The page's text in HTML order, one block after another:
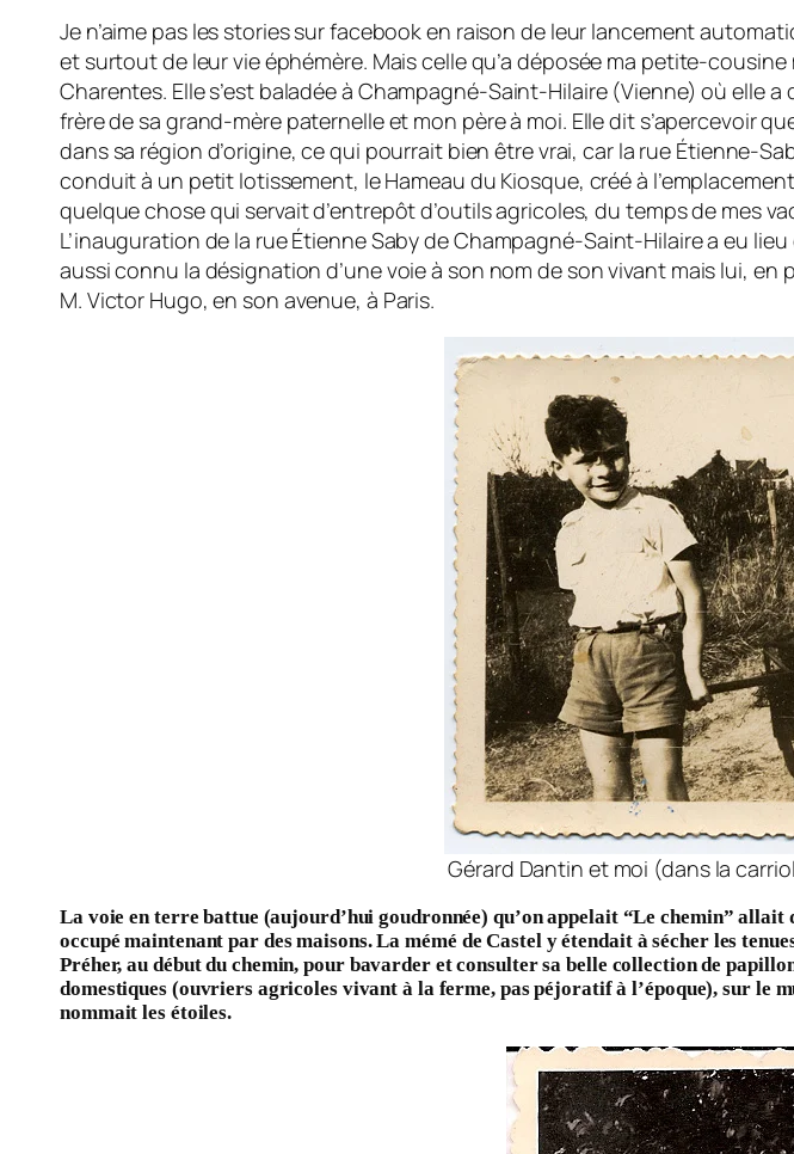
Je n’aime pas les stories sur facebook en raison de leur lancement
et surtout de leur vie éphémère. Mais celle qu’a déposée ma petite-
Charentes. Elle s’est baladée à Champagné-Saint-Hilaire (Vienne) où elle
frère de sa grand-mère paternelle et mon père à moi. Elle dit s’a­percevoir
dans sa région d’origine, ce qui pourrait bien être vrai, car la rue Étienne-
conduit à un petit lotissement, le Hameau du Kiosque, créé à
quelque chose qui servait d’entrepôt d’ou­tils agricoles, du temps de mes
L’inauguration de la rue Étienne Saby de Champagné-Saint-Hilaire a eu
aussi connu la désignation d’une voie à son nom de son vivant mais lui,
M. Victor Hugo, en son avenue, à Paris.
Gérard Dantin et moi (dans la
La voie en terre battue (aujourd’hui goudronnée) qu’on appelait “Le chemin”
occupé maintenant par des maisons. La mémé de Castel y étendait à sécher les
Préher, au début du chemin, pour bavarder et consulter sa belle collection de
domestiques (ouvriers agricoles vivant à la ferme, pas péjoratif à l’époque), sur
nommait les étoiles.